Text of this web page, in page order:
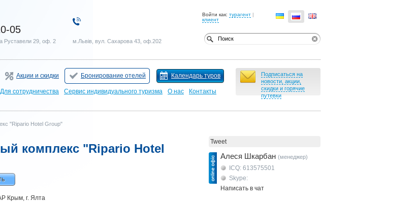
Войти как: турагент |
клиент
05
Руставели 29, оф. 2 м.Львів, вул. Сахарова 43, оф.202
Подписаться на
новости, акции,
скидки и горячие
путевки
Акции и скидки Бронирование отелей Календарь туров
Для сотрудничества Сервис индивидуального туризма О нас
Контакты
"Ripario Hotel Group"
комплекс "Ripario Hotel
Крым, г. Ялта
Tweet
Алеся Шкарбан (менеджер)
ICQ: 613575501
Skype:
Написать в чат